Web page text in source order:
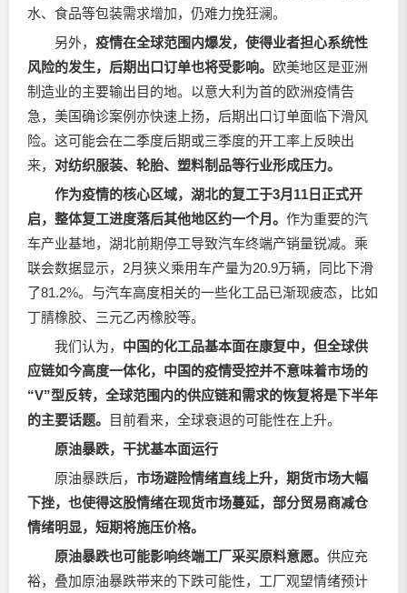
水、食品等包装需求增加，仍难力挽狂澜。
另外， 疫情在全球范围内爆发，使得业者担心系统性
风险的发生，后期出口订单也将受影响。
欧美地区是亚洲
制造业的主要输出目的地。以意大利为首的欧洲疫情告
急，美国确诊案例亦快速上扬，后期出口订单面临下滑风
险。这可能会在二季度后期或三季度的开工率上反映出
来， 对纺织服装、轮胎、塑料制品等行业形成压力。
作为疫情的核心区域，湖北的复工于3月11日正式开
启，整体复工进度落后其他地区约一个月。 作为重要的汽
车产业基地，湖北前期停工导致汽车终端产销量锐减。乘
联会数据显示，2月狭义乘用车产量为20.9万辆，同比下滑
了81.2%。与汽车高度相关的一些化工品已渐现疲态，比如
丁腈橡胶、三元乙丙橡胶等。
我们认为， 中国的化工品基本面在康复中，但全球供
应链如今高度一体化，中国的疫情受控并不意味着市场的
“V”型反转，全球范围内的供应链和需求的恢复将是下半年
的主要话题。
目前看来，全球衰退的可能性在上升。
原油暴跌，干扰基本面运行
原油暴跌后， 市场避险情绪直线上升，期货市场大幅
下挫，也使得这股情绪在现货市场蔓延，部分贸易商减仓
情绪明显，短期将施压价格。
原油暴跌也可能影响终端工厂采买原料意愿。 供应充
裕，叠加原油暴跌带来的下跌可能性，工厂观望情绪预计